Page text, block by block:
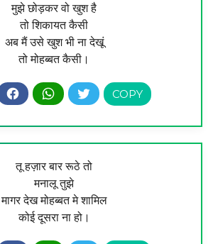
मुझे छोड़कर वो खुश है
तो शिकायत कैसी
अब मैं उसे खुश भी ना देखूं
तो मोहब्बत कैसी।
तू हज़ार बार रूठे तो
मनालू तुझे
मागर देख मोहब्बत मे शामिल
कोई दूसरा ना हो।